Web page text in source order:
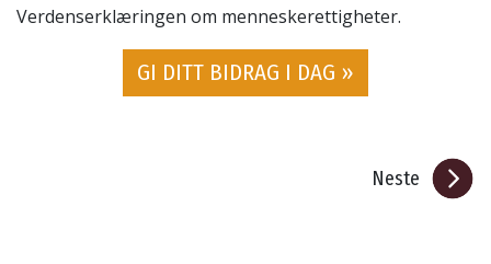
Verdenserklæringen om menneskerettigheter.
GI DITT BIDRAG I DAG »
Neste